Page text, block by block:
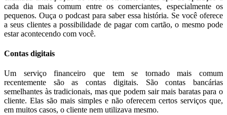
cada dia mais comum entre os comerciantes, especialmente os
pequenos. Ouça o podcast para saber essa história. Se você oferece
a seus clientes a possibilidade de pagar com cartão, o mesmo pode
estar acontecendo com você.
Contas digitais
Um serviço financeiro que tem se tornado mais comum
recentemente são as contas digitais. São contas bancárias
semelhantes às tradicionais, mas que podem sair mais baratas para o
cliente. Elas são mais simples e não oferecem certos serviços que,
em muitos casos, o cliente nem utilizava mesmo.